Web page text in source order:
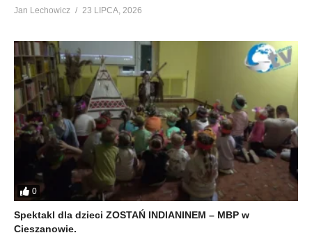
Jan Lechowicz 23 LIPCA, 2026
0
Spektakl dla dzieci ZOSTAŃ INDIANINEM – MBP w
Cieszanowie.